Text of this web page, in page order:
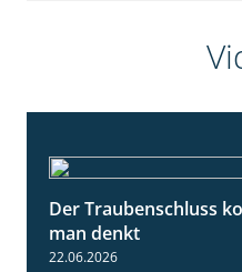
Der Traubenschluss
man denkt
22.06.2026